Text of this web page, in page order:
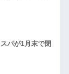
パが1月末で閉